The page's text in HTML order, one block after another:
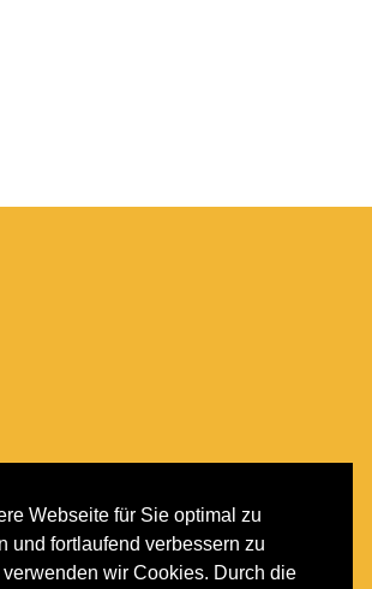
Webseite für Sie optimal zu
und fortlaufend verbessern zu
verwenden wir Cookies. Durch die